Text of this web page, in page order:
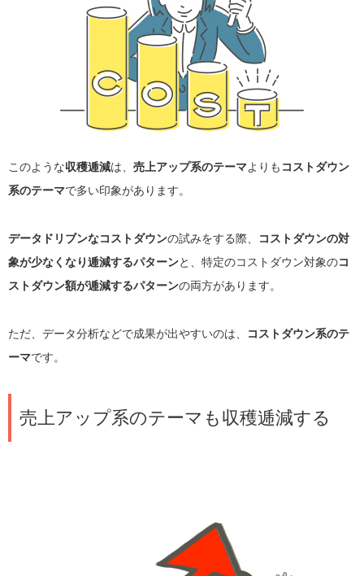
このような収穫逓減は、 売上アップ系のテーマよりも コストダウン
系のテーマで多い印象があります。
データドリブンなコストダウンの試みをする際、
コストダウンの対
象が少なくなり逓減するパターンと、特定のコストダウン対象のコ
ストダウン額が逓減するパターンの両方があります。
ただ、データ分析などで成果が出やすいのは、
コストダウン系のテ
ーマです。
売上アップ系のテーマも収穫逓減する